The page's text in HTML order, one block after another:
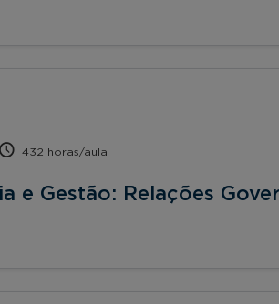
432 horas/aula
e Gestão: Relações